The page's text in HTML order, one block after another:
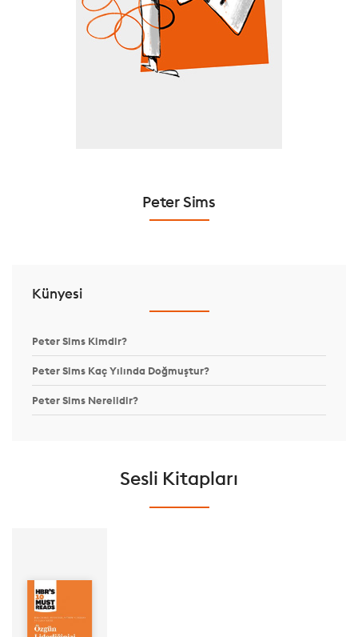
Peter Sims
Künyesi
Peter Sims Kimdir?
Peter Sims Kaç Yılında Doğmuştur?
Peter Sims Nerelidir?
Sesli Kitapları
Yazar: Bill
George Peter
Sims Andrew N.